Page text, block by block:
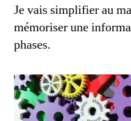
Je vais simplifier au
mémoriser une
phases.